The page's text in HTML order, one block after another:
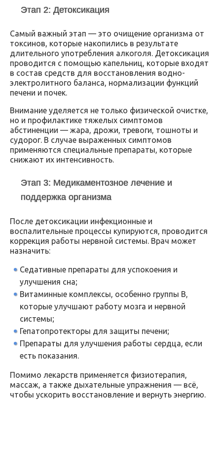
Этап 2: Детоксикация
Самый важный этап — это очищение организма от
токсинов, которые накопились в результате
длительного употребления алкоголя. Детоксикация
проводится с помощью капельниц, которые входят
в состав средств для восстановления водно-
электролитного баланса, нормализации функций
печени и почек.
Внимание уделяется не только физической очистке,
но и профилактике тяжелых симптомов
абстиненции — жара, дрожи, тревоги, тошноты и
судорог. В случае выраженных симптомов
применяются специальные препараты, которые
снижают их интенсивность.
Этап 3: Медикаментозное лечение и
поддержка организма
После детоксикации инфекционные и
воспалительные процессы купируются, проводится
коррекция работы нервной системы. Врач может
назначить:
Седативные препараты для успокоения и
улучшения сна;
Витаминные комплексы, особенно группы В,
которые улучшают работу мозга и нервной
системы;
Гепатопротекторы для защиты печени;
Препараты для улучшения работы сердца, если
есть показания.
Помимо лекарств применяется физиотерапия,
массаж, а также дыхательные упражнения — всё,
чтобы ускорить восстановление и вернуть энергию.